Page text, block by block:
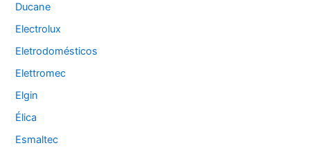
Ducane
Electrolux
Eletrodomésticos
Elettromec
Elgin
Élica
Esmaltec